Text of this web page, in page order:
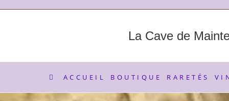
La Cave de
ACCUEIL BOUTIQUE RARETÉS